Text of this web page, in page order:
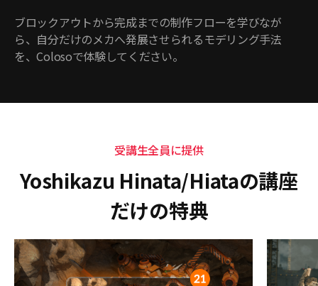
ブロックアウトから完成までの制作フローを学びなが
ら、自分だけのメカへ発展させられるモデリング手法
を、Colosoで体験してください。
受講生全員に提供
Yoshikazu Hinata/Hiataの講座
だけの特典